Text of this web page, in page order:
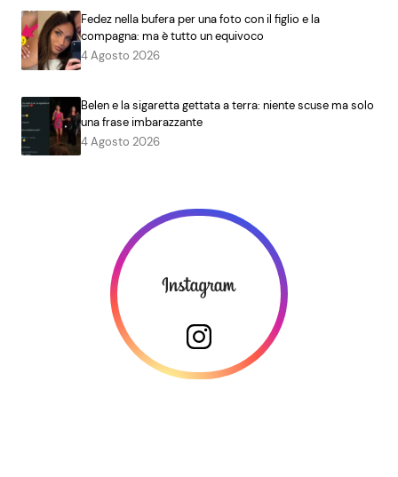
Fedez nella bufera per una foto con il figlio e la
compagna: ma è tutto un equivoco
4 Agosto 2026
Belen e la sigaretta gettata a terra: niente scuse ma solo
una frase imbarazzante
4 Agosto 2026